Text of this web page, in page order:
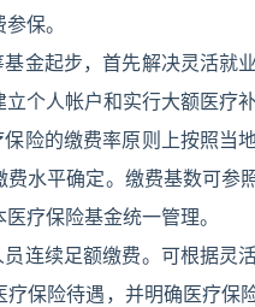
保。
金起步，首先解决灵活就
个人帐户和实行大额医疗补
险的缴费率原则上按照当
水平确定。缴费基数可
疗保险基金统一管理。
连续足额缴费。可根据灵
保险待遇，并明确医疗